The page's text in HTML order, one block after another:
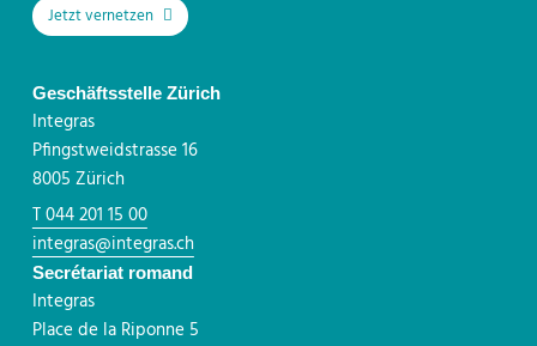
Jetzt vernetzen
Geschäftsstelle Zürich
Integras
Pfingstweidstrasse 16
8005 Zürich
T 044 201 15 00
integras@integras.ch
Secrétariat romand
Integras
Place de la Riponne 5